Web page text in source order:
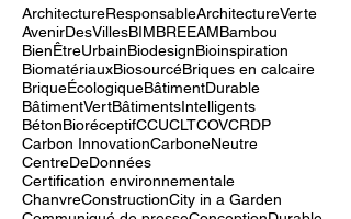
10 ans GBCE3D printing concreteACVAMO
ActionClimatiqueAgricultureUrbaine
ArchitectureArchitectureDurable
ArchitectureResponsableArchitectureVerte
AvenirDesVillesBIMBREEAMBambou
BienÊtreUrbainBiodesignBioinspiration
BiomatériauxBiosourcéBriques en calcaire
BriqueÉcologiqueBâtimentDurable
BâtimentVertBâtimentsIntelligents
BétonBioréceptifCCUCLTCOVCRDP
Carbon InnovationCarboneNeutre
CentreDeDonnées